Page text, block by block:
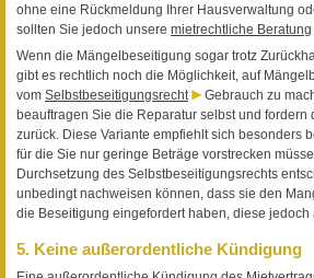
ohne eine Rückmeldung Ihrer Hausverwaltung
sollten Sie jedoch unsere mietrechtliche Beratung
Wenn die Mängelbeseitigung sogar trotz
gibt es rechtlich noch die Möglichkeit, auf
vom Selbstbeseitigungsrecht
Gebrauch zu
beauftragen Sie die Reparatur selbst und fordern
zurück. Diese Variante empfiehlt sich besonders
für die Sie nur geringe Beträge vorstrecken
Durchsetzung des Selbstbeseitigungsrechts
unbedingt nachweisen können, dass sie den
die Beseitigung eingefordert haben, diese
5. Keine außerordentliche Kündigung